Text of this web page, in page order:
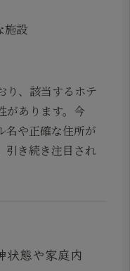
施設
り、該当するホテ
があります。今
名や正確な住所が
引き続き注目され
態や家庭内